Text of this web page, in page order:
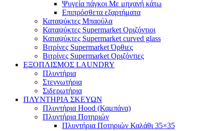
Ψυγεία πάγκοι Με μηχανή κάτω
Επιπρόσθετα εξαρτήματα
Καταψύκτες Μπαούλα
Καταψύκτες Supermarket Οριζόντιοι
Καταψύκτες Supermarket curved glass
Βιτρίνες Supermarket Όρθιες
Βιτρίνες Supermarket Οριζόντιες
ΕΞΟΠΛΙΣΜΟΣ LAUNDRY
Πλυντήρια
Στεγνωτήρια
Σιδερωτήρια
ΠΛΥΝΤΗΡΙΑ ΣΚΕΥΩΝ
Πλυντήρια Hood (Καμπάνα)
Πλυντήρια Ποτηριών
Πλυντήρια Ποτηριών Καλάθι 35×35